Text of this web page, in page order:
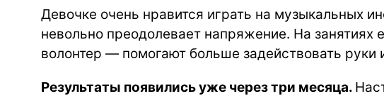
Девочке очень нравится играть на музыкальных
невольно преодолевает напряжение. На занятиях
волонтер — помогают больше задействовать руки
Результаты появились уже через три месяца.